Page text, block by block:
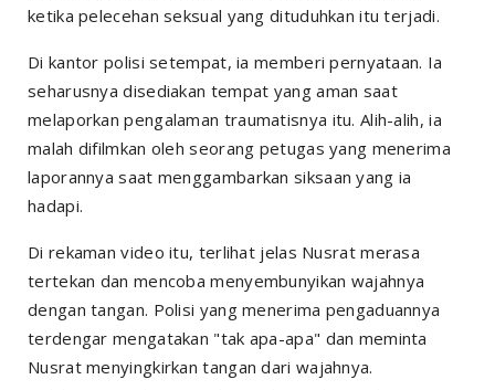
ketika pelecehan seksual yang dituduhkan itu terjadi.
Di kantor polisi setempat, ia memberi pernyataan. Ia
seharusnya disediakan tempat yang aman saat
melaporkan pengalaman traumatisnya itu. Alih-alih, ia
malah difilmkan oleh seorang petugas yang menerima
laporannya saat menggambarkan siksaan yang ia
hadapi.
Di rekaman video itu, terlihat jelas Nusrat merasa
tertekan dan mencoba menyembunyikan wajahnya
dengan tangan. Polisi yang menerima pengaduannya
terdengar mengatakan "tak apa-apa" dan meminta
Nusrat menyingkirkan tangan dari wajahnya.